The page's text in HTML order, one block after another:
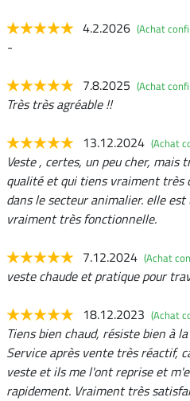
4.2.2026 (Achat
-
7.8.2025 (Achat
Très très agréable !!
13.12.2024 (Achat
Veste , certes, un peu cher,
qualité et qui tiens vraiment très
dans le secteur animalier. elle
vraiment très fonctionnelle.
7.12.2024 (Achat
veste chaude et pratique pour
18.12.2023 (Achat
Tiens bien chaud, résiste bien à
Service après vente très réactif,
veste et ils me l'ont reprise et
rapidement. Vraiment très